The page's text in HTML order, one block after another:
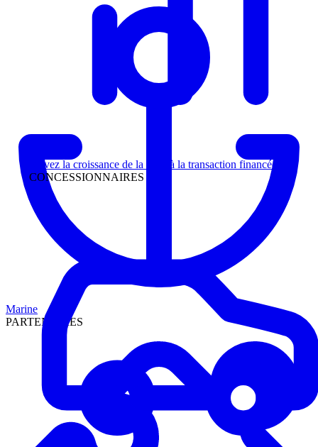
Suivez la croissance de la piste à la transaction financée
CONCESSIONNAIRES
Marine
PARTENAIRES